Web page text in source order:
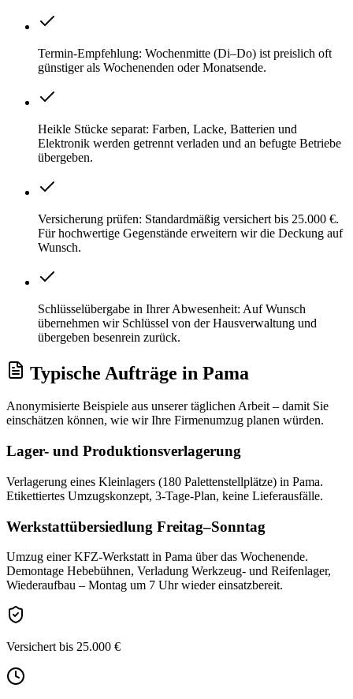
Termin-Empfehlung: Wochenmitte (Di–Do) ist preislich oft
günstiger als Wochenenden oder Monatsende.
Heikle Stücke separat: Farben, Lacke, Batterien und
Elektronik werden getrennt verladen und an befugte Betriebe
übergeben.
Versicherung prüfen: Standardmäßig versichert bis 25.000 €.
Für hochwertige Gegenstände erweitern wir die Deckung auf
Wunsch.
Schlüsselübergabe in Ihrer Abwesenheit: Auf Wunsch
übernehmen wir Schlüssel von der Hausverwaltung und
übergeben besenrein zurück.
Typische Aufträge in Pama
Anonymisierte Beispiele aus unserer täglichen Arbeit – damit Sie
einschätzen können, wie wir Ihre Firmenumzug planen würden.
Lager- und Produktionsverlagerung
Verlagerung eines Kleinlagers (180 Palettenstellplätze) in Pama.
Etikettiertes Umzugskonzept, 3-Tage-Plan, keine Lieferausfälle.
Werkstattübersiedlung Freitag–Sonntag
Umzug einer KFZ-Werkstatt in Pama über das Wochenende.
Demontage Hebebühnen, Verladung Werkzeug- und Reifenlager,
Wiederaufbau – Montag um 7 Uhr wieder einsatzbereit.
Versichert bis 25.000 €